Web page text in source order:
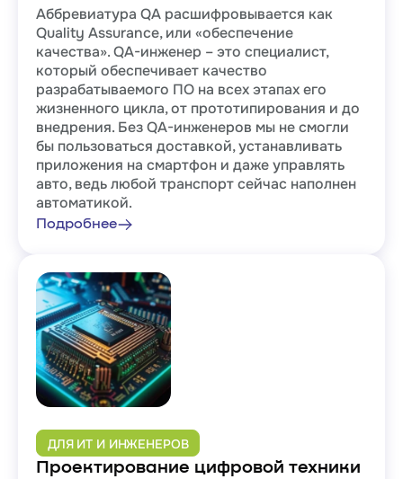
Aббревиатура QA расшифровывается как
Quality Assurance, или «обеспечение
качества». QA-инженер – это специалист,
который обеспечивает качество
разрабатываемого ПО на всех этапах его
жизненного цикла, от прототипирования и до
внедрения. Без QA-инженеров мы не смогли
бы пользоваться доставкой, устанавливать
приложения на смартфон и даже управлять
авто, ведь любой транспорт сейчас наполнен
автоматикой.
Подробнее
ДЛЯ ИТ И ИНЖЕНЕРОВ
Проектирование цифровой техники